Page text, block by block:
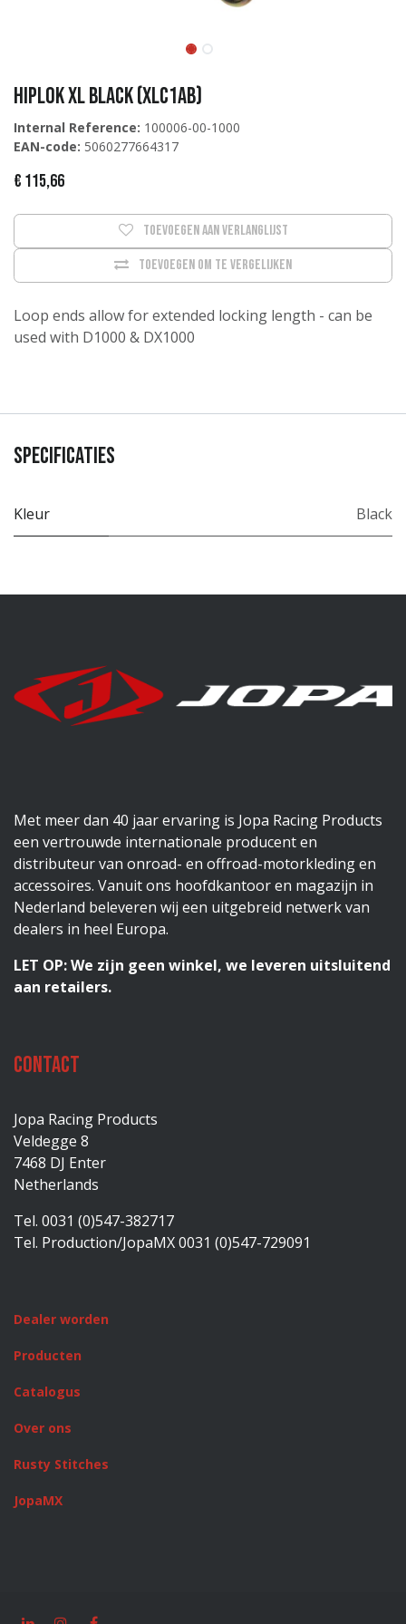
Hiplok XL Black (XLC1AB)
Internal Reference: 100006-00-1000
EAN-code: 5060277664317
€ 115,66
Toevoegen om te vergelijken
Toevoegen aan verlanglijst
Loop ends allow for extended locking length - can be
used with D1000 & DX1000
Specificaties
Kleur Black
Met meer dan 40 jaar ervaring is Jopa Racing Products
een vertrouwde internationale producent en
distributeur van onroad- en offroad-motorkleding en
accessoires. Vanuit ons hoofdkantoor en magazijn in
Nederland beleveren wij een uitgebreid netwerk van
dealers in heel Europa.
LET OP: We zijn geen winkel, we leveren uitsluitend
aan retailers.
Contact
Jopa Racing Products
Veldegge 8
7468 DJ Enter
Netherlands
Tel. 0031 (0)547-382717
Tel. Production/JopaMX 0031 (0)547-729091
Dealer worden
Producten
Catalogus
Over ons
Rusty Stitches
JopaMX